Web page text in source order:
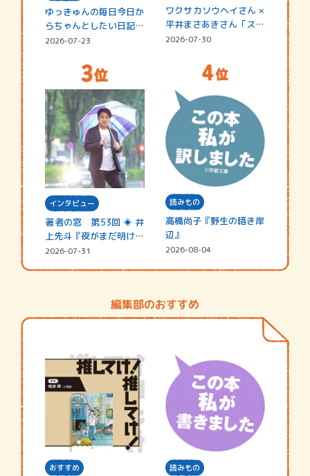
ゆっきゅんの毎日今日か
らちゃんとしたい日記
☆202…
2026-07-23
ワクサカソウヘイさん ×
平井まさあきさん「スペ
シャ…
2026-07-30
インタビュー
著者の窓 第53回 ◈ 井
上先斗『夜がまだ明けな
い』
2026-07-31
読みもの
高橋尚子『野生の暗き岸
辺』
2026-08-04
編集部のおすすめ
おすすめ 読みもの